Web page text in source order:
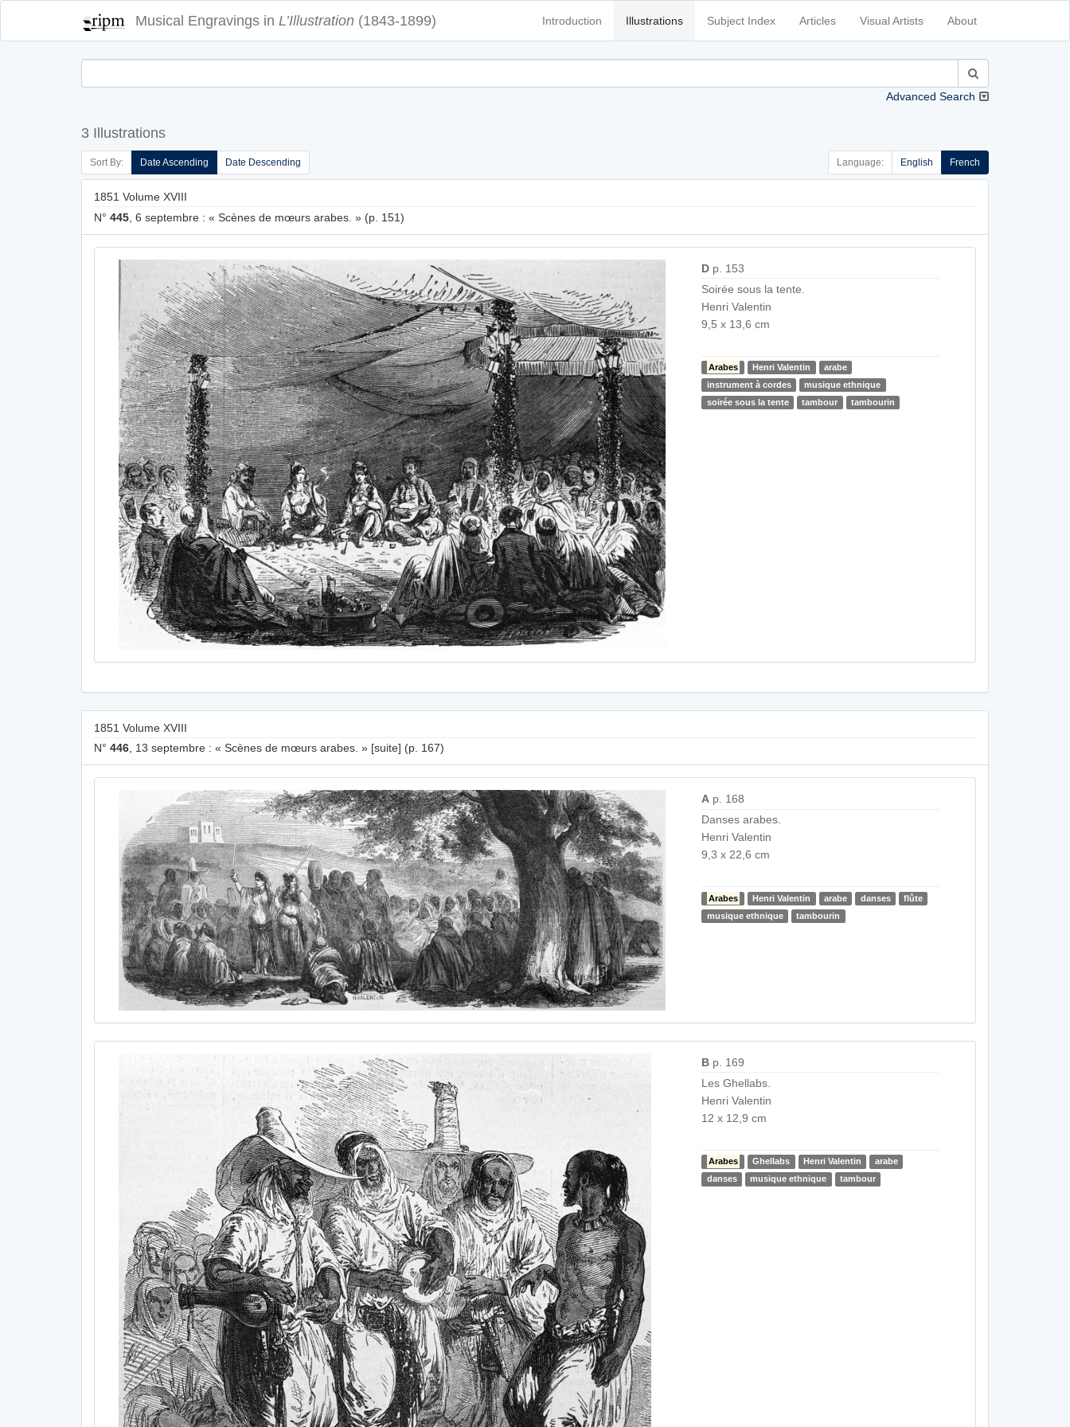
Musical Engravings in L’Illustration (1843-1899) Introduction Illustrations Subject Index Articles Visual Artists About
Advanced Search
3 Illustrations
Sort By: Date Ascending Date Descending Language: English French
1851 Volume XVIII
N° 445 , 6 septembre : « Scènes de mœurs arabes. » (p. 151)
D p. 153
Soirée sous la tente.
Henri Valentin
9,5 x 13,6 cm
Arabes Henri Valentin
arabe
instrument à cordes
musique ethnique
soirée sous la tente
tambour tambourin
1851 Volume XVIII
N° 446, 13 septembre : « Scènes de mœurs arabes. » [suite] (p. 167)
A p. 168
Danses arabes.
Henri Valentin
9,3 x 22,6 cm
Arabes Henri Valentin arabe danses
flûte
musique ethnique
tambourin
B p. 169
Les Ghellabs.
Henri Valentin
12 x 12,9 cm
Arabes Ghellabs Henri Valentin
arabe
danses
musique ethnique tambour